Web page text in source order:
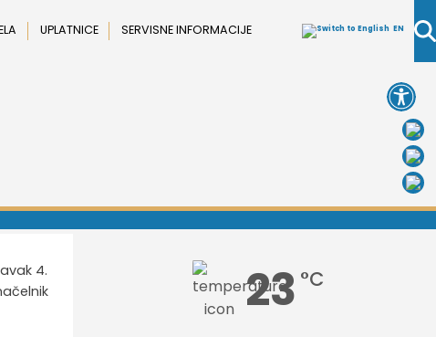
UPLATNICE SERVISNE INFORMACIJE EN
4.
23 °C